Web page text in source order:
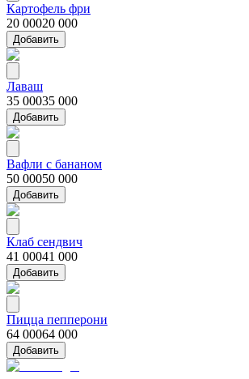
Картофель фри
20 00020 000
Добавить
Лаваш
35 00035 000
Добавить
Вафли с бананом
50 00050 000
Добавить
Клаб сендвич
41 00041 000
Добавить
Пицца пепперони
64 00064 000
Добавить